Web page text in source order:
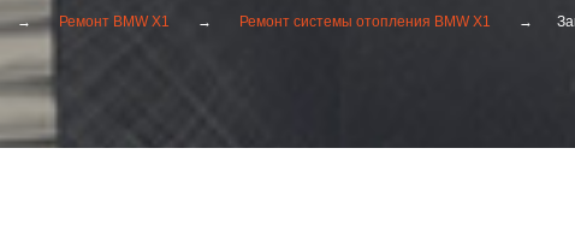
Ремонт BMW X1 Ремонт системы отопления BMW X1